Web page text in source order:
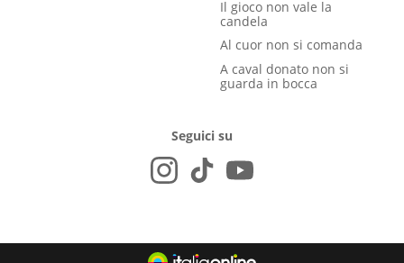
Il gioco non vale la
candela
Al cuor non si comanda
A caval donato non si
guarda in bocca
Seguici su